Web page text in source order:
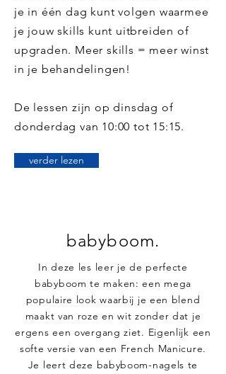
je in één dag kunt volgen waarmee
je jouw skills kunt uitbreiden of
upgraden. Meer skills = meer winst
in je behandelingen!
De lessen zijn op dinsdag of
donderdag van 10:00 tot 15:15.
verder lezen
babyboom.
In deze les leer je de perfecte
babyboom te maken: een mega
populaire look waarbij je een blend
maakt van roze en wit zonder dat je
ergens een overgang ziet. Eigenlijk een
softe versie van een French Manicure.
Je leert deze babyboom-nagels te